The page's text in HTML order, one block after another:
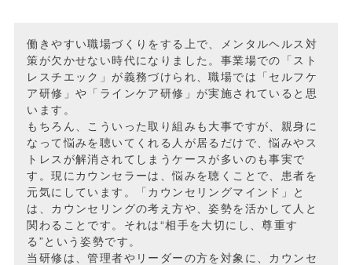
働きやすい職場づくりをする上で、メンタルヘルス対
策が欠かせない時代になりました。事業場での「スト
レスチエック」が義務づけられ、職場では「セルフケ
ア研修」や「ラインケア研修」が実施されていると思
います。
もちろん、こういった取り組みも大事ですが、親身に
なって悩みを聴いてくれる人が居るだけで、悩みやス
トレスが解消されてしまうケースが多いのも事実で
す。現にカウンセラーは、悩みを聴くことで、患者を
元気にしています。「カウンセリングマインド」と
は、カウンセリングの考え方や、姿勢を活かして人と
関わることです。それは“相手を大切にし、尊重す
る”という姿勢です。
当研修は、管理者やリーダーの方を対象に、カウンセ